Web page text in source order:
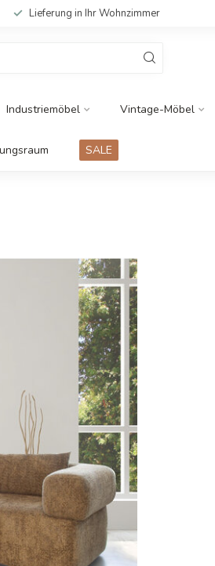
Lieferung in Ihr Wohnzimmer
Industriemöbel Vintage-Möbel
SALE